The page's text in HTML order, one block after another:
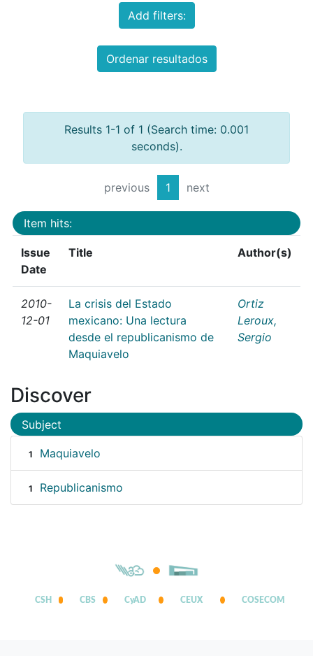
Add filters:
Ordenar resultados
Results 1-1 of 1 (Search time: 0.001
seconds).
previous 1 next
Item hits:
Issue
Date
Title Author(s)
2010-
12-01
La crisis del Estado
mexicano: Una lectura
desde el republicanismo de
Maquiavelo
Ortiz
Leroux,
Sergio
Discover
Subject
1 Maquiavelo
1 Republicanismo
CSH CBS CyAD CEUX COSECOM